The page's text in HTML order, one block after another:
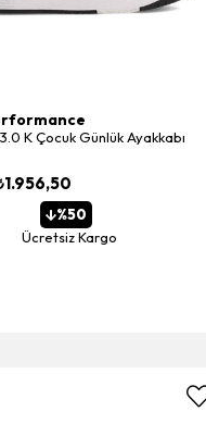
K Çocuk Günlük Ayakkabı
%50
Ücretsiz Kargo